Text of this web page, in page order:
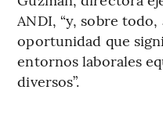
ANDI, “y, sobre
oportunidad que
entornos laborales
diversos”.